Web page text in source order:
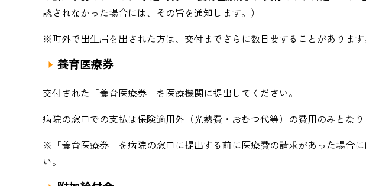
認されなかった場合には、その旨を通知します。）
※町外で出生届を出された方は、交付までさらに数日要することがあります
養育医療券
交付された「養育医療券」を医療機関に提出してください。
病院の窓口での支払は保険適用外（光熱費・おむつ代等）の費用のみとなり
※「養育医療券」を病院の窓口に提出する前に医療費の請求があった場合
い。